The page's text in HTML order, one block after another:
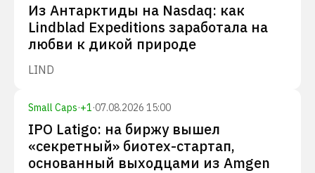
Из Антарктиды на Nasdaq: как
Lindblad Expeditions заработала на
любви к дикой природе
LIND
Small Caps·+1·07.08.2026 15:00
IPO Latigo: на биржу вышел
«секретный» биотех-стартап,
основанный выходцами из Amgen